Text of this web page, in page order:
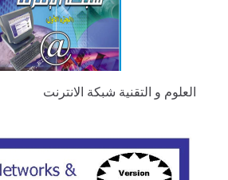
العلوم و التقنية شبكة الانترنت